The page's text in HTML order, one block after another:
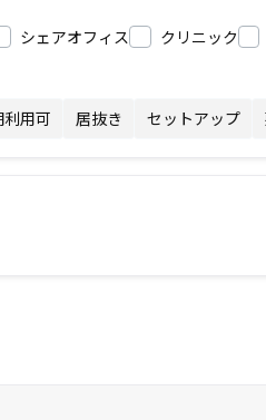
シェアオフィス クリニック
用可 居抜き セットアップ